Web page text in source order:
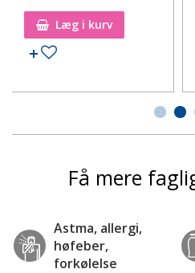
Læg i kurv
Tilføj til ønskeseddel
Få mere
Astma, allergi,
høfeber,
forkølelse